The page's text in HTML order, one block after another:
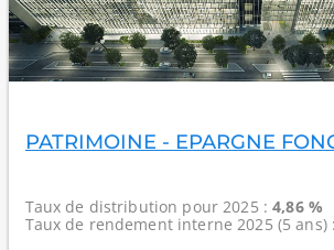
PATRIMOINE - EPARGNE
Taux de distribution pour 2025 :4,86 %
Taux de rendement interne2025 (5